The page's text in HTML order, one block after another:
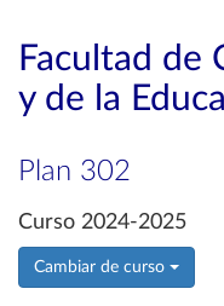
Facultad de
y de la
Plan 302
Curso 2024-2025
Cambiar de curso